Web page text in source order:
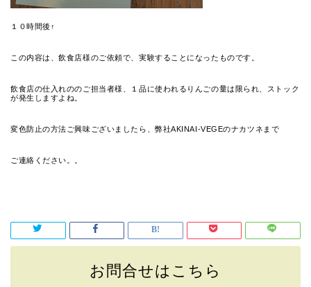
１０時間後↑
この内容は、飲食店様のご依頼で、実験することになったものです。
飲食店の仕入れののご担当者様、１品に使われるりんごの量は限られ、ストック
が発生しますよね。
変色防止の方法ご興味ございましたら、弊社AKINAI-VEGEのナカツネまで
ご連絡ください。。
お問合せはこちら